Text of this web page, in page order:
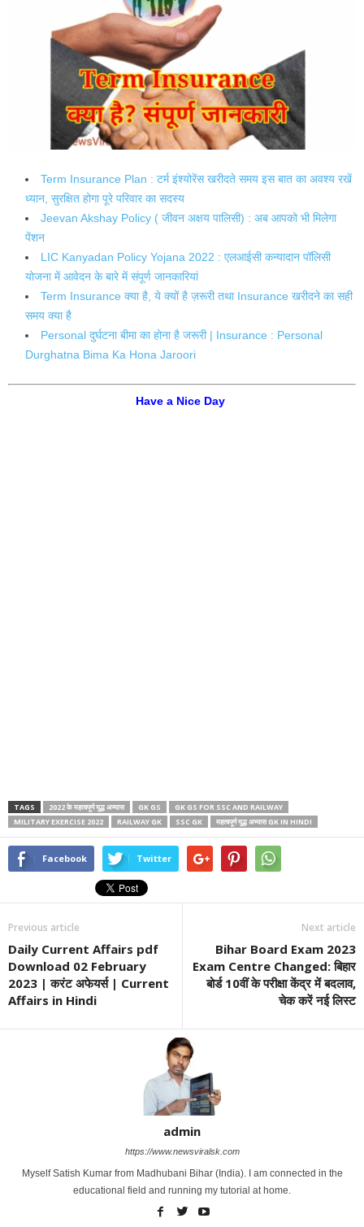
Term Insurance Plan : टर्म इंश्योरेंस खरीदते समय इस बात का अवश्य रखें
ध्यान, सुरक्षित होगा पूरे परिवार का सदस्य
Jeevan Akshay Policy ( जीवन अक्षय पालिसी) : अब आपको भी मिलेगा
पेंशन
LIC Kanyadan Policy Yojana 2022 : एलआईसी कन्यादान पॉलिसी
योजना में आवेदन के बारे में संपूर्ण जानकारियां
Term Insurance क्या है, ये क्यों है ज़रूरी तथा Insurance खरीदने का सही
समय क्या है
Personal दुर्घटना बीमा का होना है जरूरी | Insurance : Personal
Durghatna Bima Ka Hona Jaroori
Have a Nice Day
TAGS 2022 के महत्वपूर्ण युद्ध अभ्यास GK GS
GK GS FOR SSC AND RAILWAY
MILITARY EXERCISE 2022
RAILWAY GK SSC GK महत्वपूर्ण युद्ध अभ्यास GK IN HINDI
Facebook Twitter
Previous article
Daily Current Affairs pdf
Download 02 February
2023 | करंट अफेयर्स | Current
Affairs in Hindi
Next article
Bihar Board Exam 2023
Exam Centre Changed: बिहार
बोर्ड 10वीं के परीक्षा केंद्र में बदलाव,
चेक करें नई लिस्ट
admin
https://www.newsviralsk.com
Myself Satish Kumar from Madhubani Bihar (India). I am connected in the
educational field and running my tutorial at home.